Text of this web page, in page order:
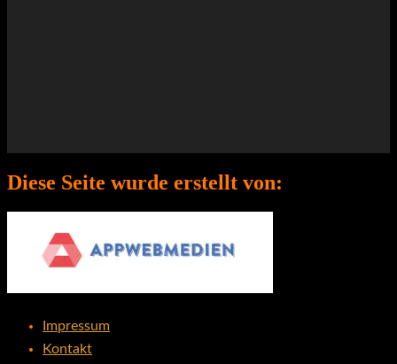
Diese Seite wurde erstellt von:
Impressum
Kontakt